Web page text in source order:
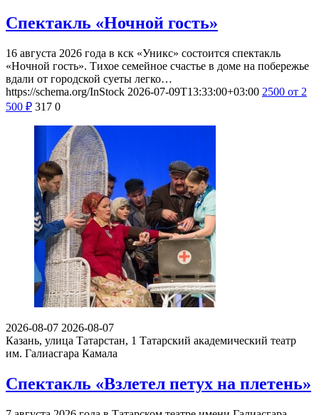
Спектакль «Ночной гость»
16 августа 2026 года в кск «Уникс» состоится спектакль
«Ночной гость». Тихое семейное счастье в доме на побережье
вдали от городской суеты легко…
https://schema.org/InStock 2026-07-09T13:33:00+03:00 2500 от 2
500 ₽ 317 0
2026-08-07 2026-08-07
Казань, улица Татарстан, 1 Татарский академический театр
им. Галиасгара Камала
Спектакль «Взлетел петух на плетень»